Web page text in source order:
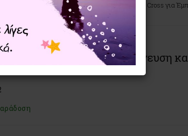
Κέλτικη Μαγεία Wheel Headed Celtic Cross για
Celtic Cross για Έμπνευση